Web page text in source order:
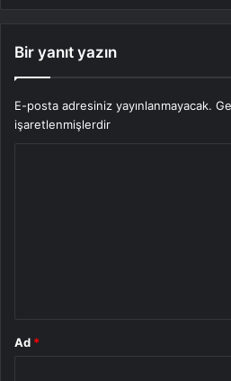
Bir yanıt yazın
E-posta adresiniz yayınlanmayacak.
işaretlenmişlerdir
Ad *